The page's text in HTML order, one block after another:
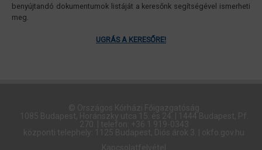
benyújtandó dokumentumok listáját a keresőnk segítségével ismerheti
meg.
UGRÁS A KERESŐRE!